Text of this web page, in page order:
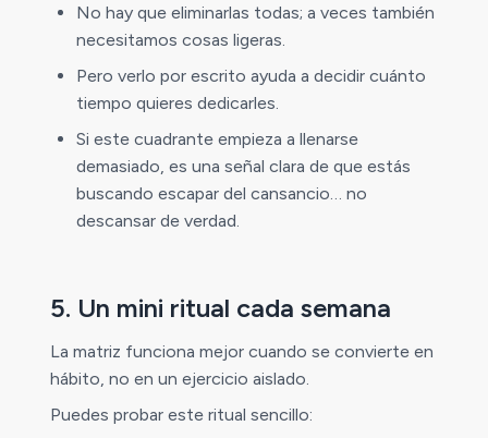
No hay que eliminarlas todas; a veces también
necesitamos cosas ligeras.
Pero verlo por escrito ayuda a decidir cuánto
tiempo quieres dedicarles.
Si este cuadrante empieza a llenarse
demasiado, es una señal clara de que estás
buscando escapar del cansancio… no
descansar de verdad.
5. Un mini ritual cada semana
La matriz funciona mejor cuando se convierte en
hábito, no en un ejercicio aislado.
Puedes probar este ritual sencillo: